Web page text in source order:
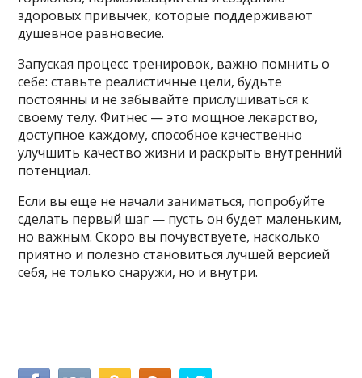
здоровых привычек, которые поддерживают
душевное равновесие.
Запуская процесс тренировок, важно помнить о
себе: ставьте реалистичные цели, будьте
постоянны и не забывайте прислушиваться к
своему телу. Фитнес — это мощное лекарство,
доступное каждому, способное качественно
улучшить качество жизни и раскрыть внутренний
потенциал.
Если вы еще не начали заниматься, попробуйте
сделать первый шаг — пусть он будет маленьким,
но важным. Скоро вы почувствуете, насколько
приятно и полезно становиться лучшей версией
себя, не только снаружи, но и внутри.